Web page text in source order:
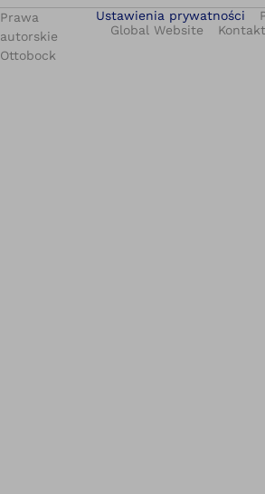
Prawa
autorskie
Ottobock
Ustawienia prywatności
Global Website
Kontakt